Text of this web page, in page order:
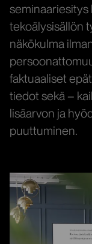
seminaariesitys
tekoälysisällön
näkökulma
faktuaaliset
tiedot sekä –
lisäarvon ja
puuttuminen.